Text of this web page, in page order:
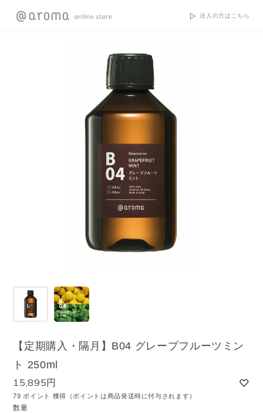
法人の方はこちら
【定期購入・隔月】B04 グレープフルーツミン
ト 250ml
15,895円
79 ポイント 獲得（ポイントは商品発送時に付与されます）
数量